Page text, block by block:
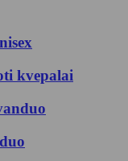
kvepalai